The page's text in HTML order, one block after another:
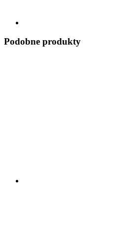
Podobne produkty